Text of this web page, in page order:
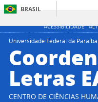
ACESSIBILIDADE
BRASIL
Universidade Federal da Paraíba
Letras
CENTRO DE CIÊNCIAS